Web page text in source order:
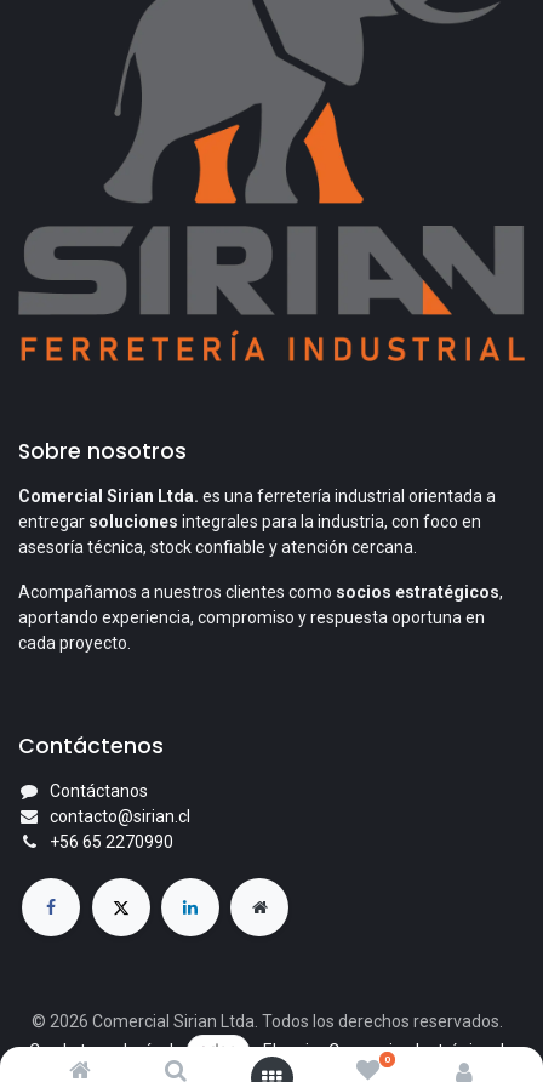
0
Sobre nosotros
Comercial Sirian Ltda. es una ferretería industrial orientada a
entregar soluciones integrales para la industria, con foco en
asesoría técnica, stock confiable y atención cercana.
Acompañamos a nuestros clientes como socios estratégicos,
aportando experiencia, compromiso y respuesta oportuna en
cada proyecto.
Contáctenos
Contáctanos
contacto@sirian.cl
+56 65 2270990
© 2026 Comercial Sirian Ltda. Todos los derechos reservados.
Con la tecnología de
- El mejorComercio electrónico de